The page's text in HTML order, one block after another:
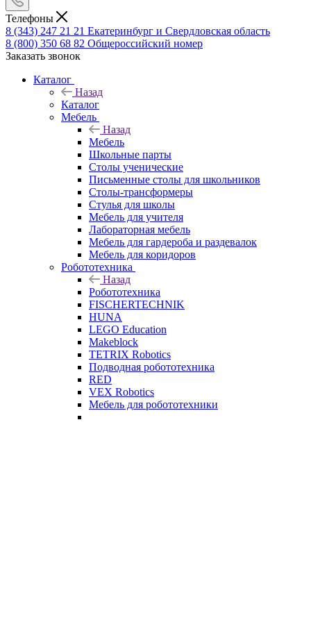
Телефоны
8 (343) 247 21 21 Екатеринбург и Свердловская область
8 (800) 350 68 82 Общероссийский номер
Заказать звонок
Каталог
Назад
Каталог
Мебель
Назад
Мебель
Школьные парты
Столы ученические
Письменные столы для школьников
Столы-трансформеры
Стулья для школы
Мебель для учителя
Лабораторная мебель
Мебель для гардероба и раздевалок
Мебель для коридоров
Робототехника
Назад
Робототехника
FISCHERTECHNIK
HUNA
LEGO Education
Makeblock
TETRIX Robotics
Подводная робототехника
RED
VEX Robotics
Мебель для робототехники